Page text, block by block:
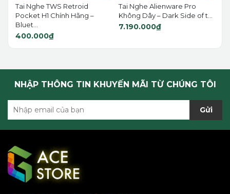
Tai Nghe TWS Retroid
Pocket H1 Chính Hãng –
Bluet...
400.000₫
Tai Nghe Alienware Pro
Không Dây – Dark Side of t...
7.190.000₫
NHẬP THÔNG TIN KHUYẾN MÃI TỪ CHÚNG TÔI
Gửi